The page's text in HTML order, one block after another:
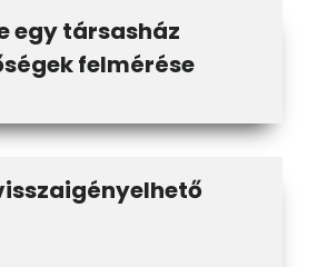
egy társasház
felmérése